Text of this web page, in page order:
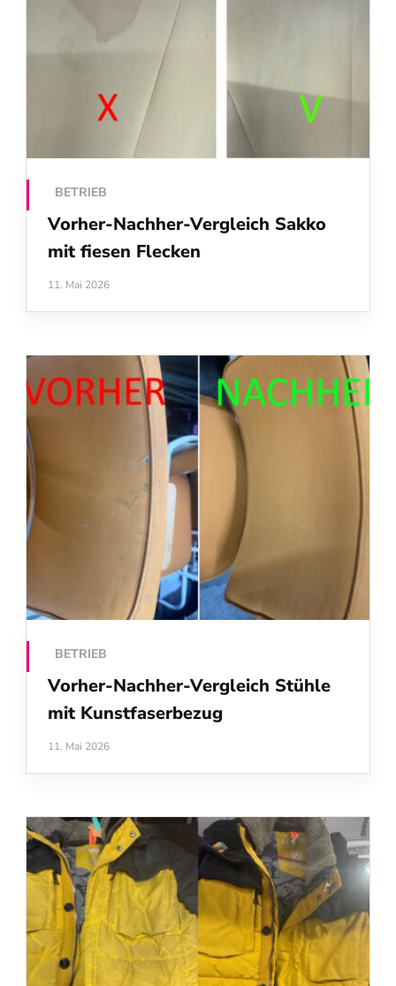
BETRIEB
Vorher-Nachher-Vergleich Sakko
mit fiesen Flecken
11. Mai 2026
BETRIEB
Vorher-Nachher-Vergleich Stühle
mit Kunstfaserbezug
11. Mai 2026